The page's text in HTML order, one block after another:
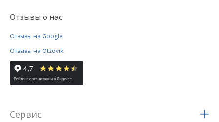
Отзывы о нас
Отзывы на Google
Отзывы на Otzovik
Сервис